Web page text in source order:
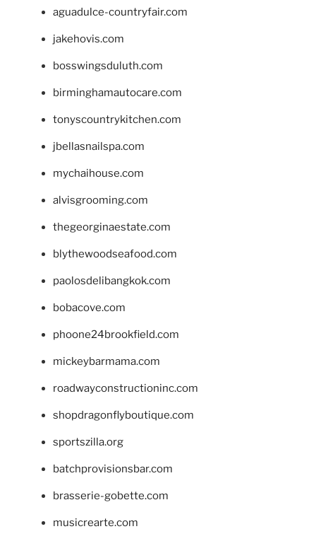
aguadulce-countryfair.com
jakehovis.com
bosswingsduluth.com
birminghamautocare.com
tonyscountrykitchen.com
jbellasnailspa.com
mychaihouse.com
alvisgrooming.com
thegeorginaestate.com
blythewoodseafood.com
paolosdelibangkok.com
bobacove.com
phoone24brookfield.com
mickeybarmama.com
roadwayconstructioninc.com
shopdragonflyboutique.com
sportszilla.org
batchprovisionsbar.com
brasserie-gobette.com
musicrearte.com